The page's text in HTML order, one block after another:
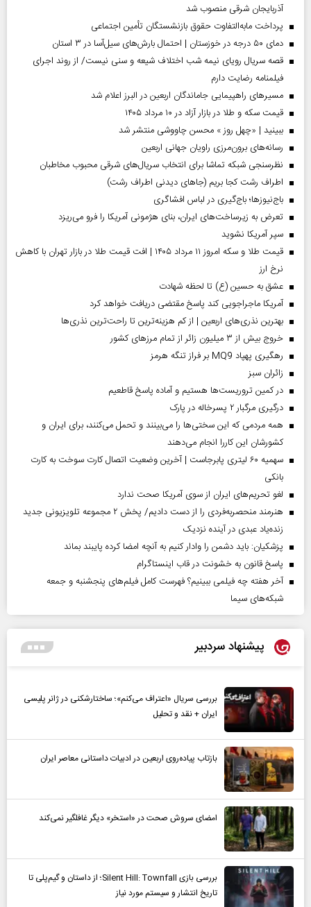
آذربایجان شرقی منصوب شد
پرداخت مابه‌التفاوت حقوق بازنشستگان تأمین اجتماعی
دمای ۵۰ درجه در خوزستان | احتمال بارش‌های سیل‌آسا در ۳ استان
قصه سریال رویای نیمه شب اختلاف شیعه و سنی نیست/ از روند اجرای
فیلمنامه رضایت دارم
مسیر‌های راهپیمایی جاماندگان اربعین در البرز اعلام شد
قیمت سکه و طلا در بازار آزاد در ۱۰ مرداد ۱۴۰۵
ببینید | «چهل روز » محسن چاووشی منتشر شد
رسانه‌های برون‌مرزی راویان جهانی اربعین
نظرسنجی شبکه تماشا برای انتخاب سریال‌های شرقی محبوب مخاطبان
اطراف رشت کجا بریم (جاهای دیدنی اطراف رشت)
باج‌نیوزها؛ باج‌گیری در لباس افشاگری
تعرض به زیرساخت‌های ایران، بنای هژمونی آمریکا را فرو می‌ریزد
سپر آمریکا نشوید
قیمت طلا و سکه امروز ۱۱ مرداد ۱۴۰۵ | افت قیمت طلا در بازار تهران با کاهش
نرخ ارز
عشق به حسین (ع) تا لحظه شهادت
آمریکا ماجراجویی کند پاسخ مقتضی دریافت خواهد کرد
بهترین نذری‌های اربعین | از کم هزینه‌ترین تا راحت‌ترین نذری‌ها
خروج بیش از ۳ میلیون زائر از تمام مرز‌های کشور
رهگیری پهپاد MQ9 بر فراز تنگه هرمز
‌زائران سبز
در کمین تروریست‌ها هستیم و آماده پاسخ قاطعیم
درگیری مرگبار ۲ پسرخاله در پارک
همه مردمی که این سختی‌ها را می‌بینند و تحمل می‌کنند، برای ایران و
کشورشان این کاررا انجام می‌دهند
سهمیه ۶۰ لیتری پابرجاست | آخرین وضعیت اتصال کارت سوخت به کارت
بانکی
لغو تحریم‌های ایران از سوی آمریکا صحت ندارد
هنرمند منحصر‌به‌فردی را از دست دادیم/ پخش ۲ مجموعه تلویزیونی جدید
زنده‌یاد عبدی در آینده نزدیک
پزشکیان: باید دشمن را وادار کنیم به آنچه امضا کرده پایبند بماند
پاسخ قانون به خشونت در قاب اینستاگرام
آخر هفته چه فیلمی ببینیم؟ فهرست کامل فیلم‌های پنجشنبه و جمعه
شبکه‌های سیما
پیشنهاد سردبیر
بررسی سریال «اعتراف می‌کنم»؛ ساختارشکنی در ژانر پلیسی
ایران + نقد و تحلیل
بازتاب پیاده‌روی اربعین در ادبیات داستانی معاصر ایران
امضای سروش صحت در «استخر» دیگر غافلگیر نمی‌کند
بررسی بازی Silent Hill: Townfall؛ از داستان و گیم‌پلی تا
تاریخ انتشار و سیستم مورد نیاز